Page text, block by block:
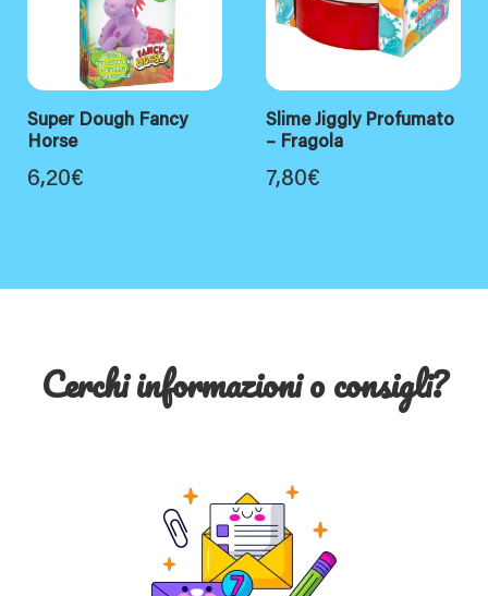
Super Dough Fancy
Horse
6,20€
Slime Jiggly Profumato
– Fragola
7,80€
Cerchi informazioni o consigli?